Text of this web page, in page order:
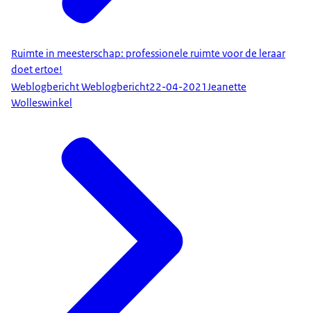
Ruimte in meesterschap: professionele ruimte voor de leraar
doet ertoe!
Weblogbericht Weblogbericht22-04-2021Jeanette
Wolleswinkel